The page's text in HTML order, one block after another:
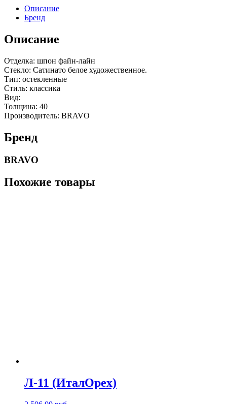
Описание
Бренд
Описание
Отделка: шпон файн-лайн
Стекло: Сатинато белое художественное.
Тип: остекленные
Стиль: классика
Вид:
Толщина: 40
Производитель: BRAVO
Бренд
BRAVO
Похожие товары
Л-11 (ИталОрех)